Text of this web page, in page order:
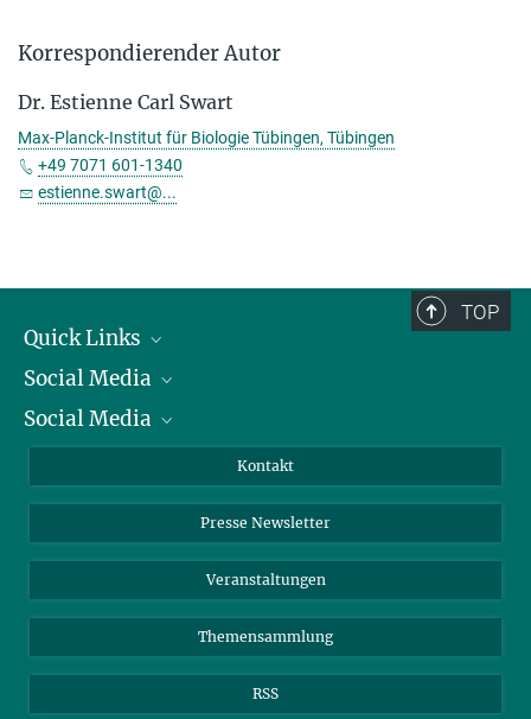
Korrespondierender Autor
Dr. Estienne Carl Swart
Max-Planck-Institut für Biologie Tübingen, Tübingen
+49 7071 601-1340
estienne.swart@...
TOP
Quick Links
Präsident
Zahlen und Fakten
Social Media
Bluesky
TikTok
Social Media
Instagram
YouTube
Kontakt
Presse Newsletter
Veranstaltungen
Themensammlung
RSS